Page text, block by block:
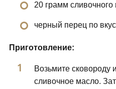
20 грамм сливочного
черный перец по
Приготовление:
Возьмите сковороду
сливочное масло.